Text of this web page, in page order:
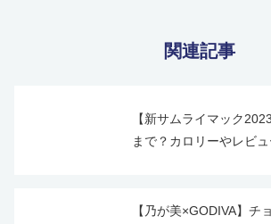
関連記事
【新サムライマック
まで？カロリーやレビ
【乃が美×GODIVA】チ